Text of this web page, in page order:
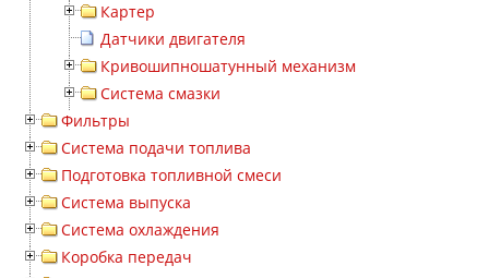
Картер
Датчики двигателя
Кривошипношатунный механизм
Система смазки
Фильтры
Система подачи топлива
Подготовка топливной смеси
Система выпуска
Система охлаждения
Коробка передач